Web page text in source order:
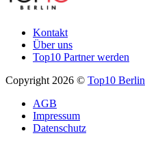
Kontakt
Über uns
Top10 Partner werden
Copyright 2026 © Top10 Berlin
AGB
Impressum
Datenschutz